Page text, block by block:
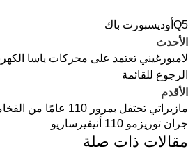
Q5 أوديسبورت باك
الأحدث
لامبورغيني تعتمد على محركات ياسا
الرجوع للقائمة
الأقدم
مازيراتي تحتفل بمرور
جران توريزمو 110 أنيفيرساريو
مقالات ذات صلة